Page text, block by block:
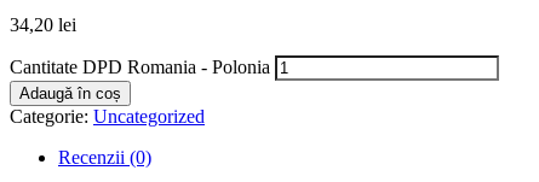
34,20 lei
Cantitate DPD Romania - Polonia
Adaugă în coș
Categorie: Uncategorized
Recenzii (0)